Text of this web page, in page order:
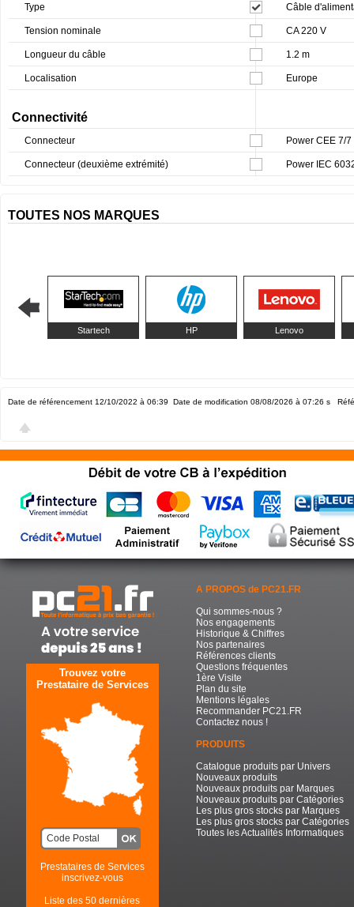
Type Câble
Tension nominale CA 220 V
Longueur du câble 1.2 m
Localisation Europe
Connectivité
Connecteur Power CEE 7/
Connecteur (deuxième extrémité) Power IEC
TOUTES NOS MARQUES
Startech HP Lenovo
Date de référencement 12/10/2022 à 06:39 Date de modification 08/08/2026 à 07:26 s
Trouvez votre
Prestataire de Services
Prestataires de Services
inscrivez-vous
Liste des 50 dernières
A PROPOS de PC21.FR
Qui sommes-nous ?
Nos engagements
Historique & Chiffres
Nos partenaires
Références clients
Questions fréquentes
1ère Visite
Plan du site
Mentions légales
Recommander PC21.FR
Contactez nous !
PRODUITS
Catalogue produits par Univers
Nouveaux produits
Nouveaux produits par Marques
Nouveaux produits par Catégories
Les plus gros stocks par Marques
Les plus gros stocks par Catégories
Toutes les Actualités Informatiques